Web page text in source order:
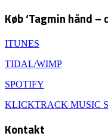
Køb ‘Tagmin hånd –
ITUNES
TIDAL/WIMP
SPOTIFY
KLICKTRACK MUSIC
Kontakt